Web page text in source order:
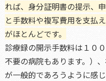
れば、身分証明書の提示、
と手数料や複写費用を支払
がほとんどです。
診療録の開示手数料は１０
不要の病院もあります。）
が一般的であろうように感